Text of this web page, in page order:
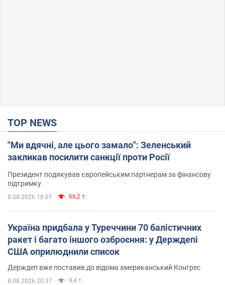
TOP NEWS
"Ми вдячні, але цього замало": Зеленський
закликав посилити санкції проти Росії
Президент подякував європейським партнерам за фінансову
підтримку
8.08.2026 18:01 66,2 т.
Україна придбала у Туреччини 70 балістичних
ракет і багато іншого озброєння: у Держдепі
США оприлюднили список
Держдеп вже поставив до відома американський Конгрес
8.08.2026 20:37 9,4 т.